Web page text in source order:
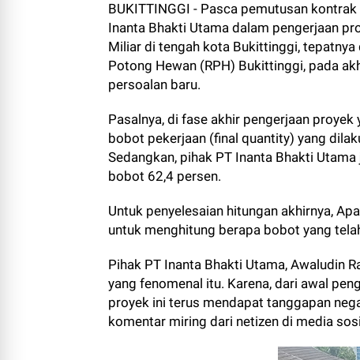
BUKITTINGGI - Pasca pemutusan
Inanta Bhakti Utama dalam pengerjaan
Miliar di tengah kota Bukittinggi,
Potong Hewan (RPH) Bukittinggi, pada
persoalan baru.
Pasalnya, di fase akhir pengerjaan
bobot pekerjaan (final quantity) yang
Sedangkan, pihak PT Inanta Bhakti
bobot 62,4 persen.
Untuk penyelesaian hitungan akhirnya,
untuk menghitung berapa bobot yang
Pihak PT Inanta Bhakti Utama, Awaludin
yang fenomenal itu. Karena, dari awal
proyek ini terus mendapat tanggapan
komentar miring dari netizen di media